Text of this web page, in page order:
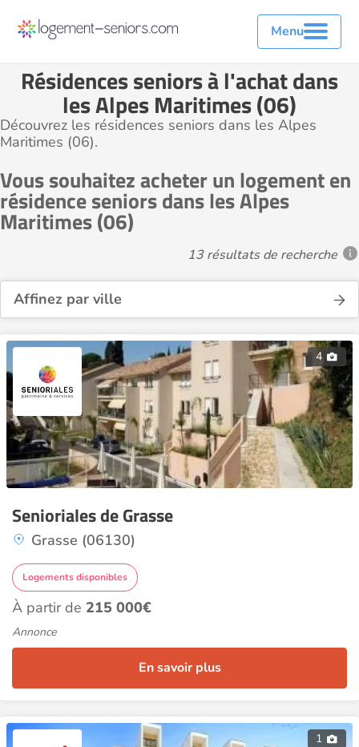
Menu
Résidences seniors à l'achat dans
les Alpes Maritimes (06)
Découvrez les résidences seniors dans les Alpes
Maritimes (06).
Vous souhaitez acheter un logement en
résidence seniors dans les Alpes
Maritimes (06)
13 résultats de recherche
Affinez par ville
4
Senioriales de Grasse
Grasse (06130)
Logements disponibles
À partir de 215 000€
Annonce
En savoir plus
1